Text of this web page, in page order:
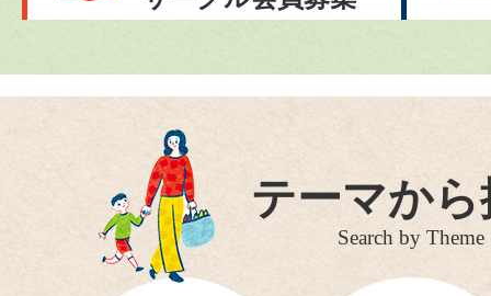
テーマか
Search by Theme